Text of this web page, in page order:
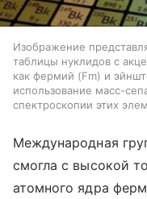
Изображение
таблицы нуклидов с
как фермий (Fm) и
использование масс-
спектроскопии этих
Международная
смогла с высокой
атомного ядра